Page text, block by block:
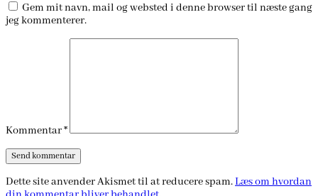
Gem mit navn, mail og websted i denne browser til næste gang
jeg kommenterer.
Kommentar*
Dette site anvender Akismet til at reducere spam.Læs om hvordan